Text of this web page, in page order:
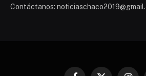
Contáctanos: